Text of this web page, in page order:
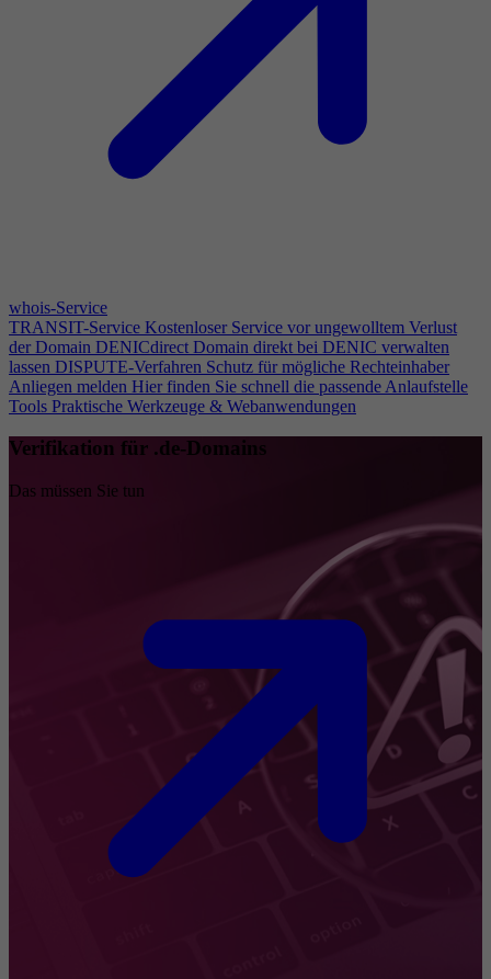
whois-Service
TRANSIT-Service Kostenloser Service vor ungewolltem Verlust
der Domain DENICdirect Domain direkt bei DENIC verwalten
lassen DISPUTE-Verfahren Schutz für mögliche Rechteinhaber
Anliegen melden Hier finden Sie schnell die passende Anlaufstelle
Tools Praktische Werkzeuge & Webanwendungen
Verifikation für .de-Domains
Das müssen Sie tun